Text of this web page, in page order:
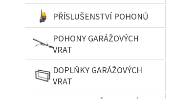
PŘÍSLUŠENSTVÍ POHONŮ
POHONY GARÁŽOVÝCH
VRAT
DOPLŇKY GARÁŽOVÝCH
VRAT